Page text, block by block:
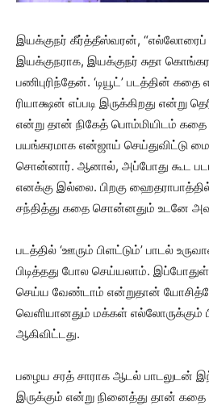
இயக்குநர் கீர்த்தீஸ்வரன், “எல்லோரைப்
இயக்குநராக, இயக்குநர் சுதா
பணிபுரிந்தேன். ‘டியூட்’ படத்தின் கதை
ரியாக்ஷன் எப்படி இருக்கிறது என்று
என்று தான் நிகேத் பொம்மியிடம்
பயங்கரமாக என்ஜாய் செய்துவிட்டு
சொன்னார். ஆனால், அப்போது கூட
எனக்கு இல்லை. பிறகு
சந்தித்து கதை சொன்னதும் உடனே
படத்தில் ‘ஊரும் பிளட்டும்’ பாடல்
பிடித்தது போல செய்யலாம்.
செய்ய வேண்டாம் என்றுதான்
வெளியானதும் மக்கள் எல்லோருக்கும்
ஆகிவிட்டது.
பழைய சரத் சாராக ஆடல் பாடலுடன்
இருக்கும் என்று நினைத்து தான்